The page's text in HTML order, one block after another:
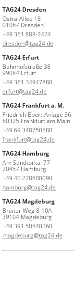
TAG24 Dresden
Ostra-Allee 18
01067 Dresden
+49 351 888-2424
dresden@tag24.de
TAG24 Erfurt
Bahnhofstraße 38
99084 Erfurt
+49 361 34947880
erfurt@tag24.de
TAG24 Frankfurt a. M.
Friedrich-Ebert-Anlage 36
60325 Frankfurt am Main
+49 69 348750580
frankfurt@tag24.de
TAG24 Hamburg
Am Sandtorkai 77
20457 Hamburg
+49 40 228608090
hamburg@tag24.de
TAG24 Magdeburg
Breiter Weg 8-10A
39104 Magdeburg
+49 391 50548260
magdeburg@tag24.de